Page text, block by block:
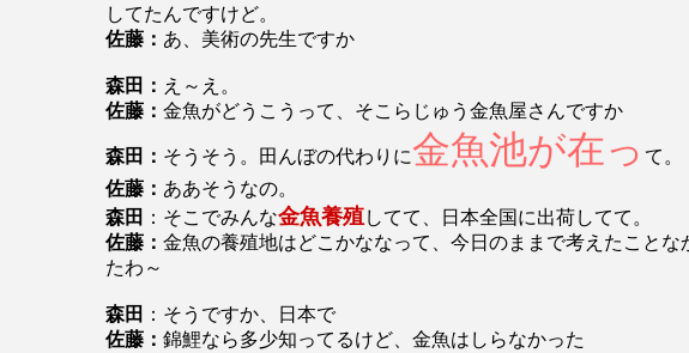
してたんですけど。
佐藤： あ、美術の先生ですか
森田： え～え。
佐藤： 金魚がどうこうって、そこらじゅう金魚屋さんですか
森田： そうそう。田んぼの代わりに金魚池が在っ て。
佐藤： ああそうなの。
森田 ：そこでみんな金魚養殖してて、日本全国に出荷してて。
佐藤： 金魚の養殖地はどこかななって、今日のままで考えたことな
たわ～
森田 ：そうですか、日本で
佐藤： 錦鯉なら多少知ってるけど、金魚はしらなかった